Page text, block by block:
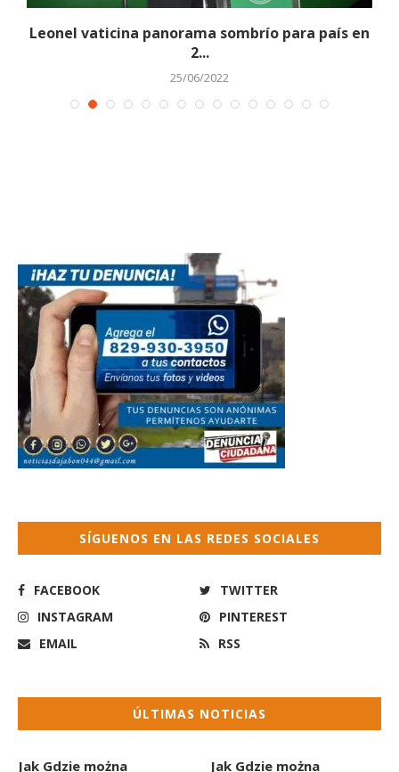
Leonel vaticina panorama sombrío para país en
2...
25/06/2022
SÍGUENOS EN LAS REDES SOCIALES
FACEBOOK
TWITTER
INSTAGRAM
PINTEREST
EMAIL
RSS
ÚLTIMAS NOTICIAS
Jak Gdzie można Jak Gdzie można